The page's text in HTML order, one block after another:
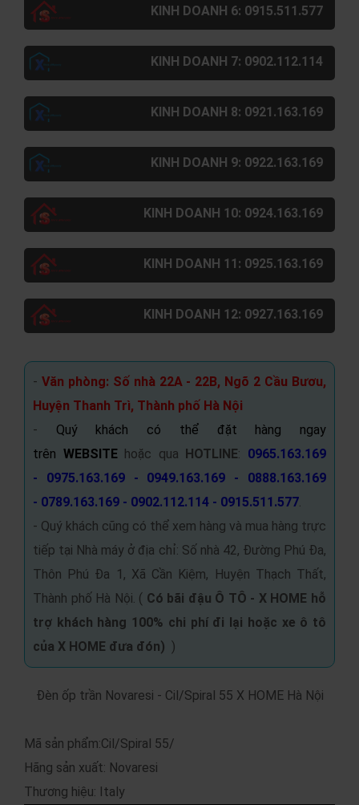
KINH DOANH 6: 0915.511.577
KINH DOANH 7: 0902.112.114
KINH DOANH 8: 0921.163.169
KINH DOANH 9: 0922.163.169
KINH DOANH 10: 0924.163.169
KINH DOANH 11: 0925.163.169
KINH DOANH 12: 0927.163.169
- Văn phòng: Số nhà 22A - 22B, Ngõ 2 Cầu Bươu,
Huyện Thanh Trì, Thành phố Hà Nội
- Quý khách có thể đặt hàng ngay
trên WEBSITE hoặc qua HOTLINE: 0965.163.169
- 0975.163.169 - 0949.163.169 - 0888.163.169
- 0789.163.169 - 0902.112.114 - 0915.511.577.
- Quý khách cũng có thể xem hàng và mua hàng trực
tiếp tại Nhà máy ở địa chỉ: Số nhà 42, Đường Phú Đa,
Thôn Phú Đa 1, Xã Cần Kiệm, Huyện Thạch Thất,
Thành phố Hà Nội. ( Có bãi đậu Ô TÔ - X HOME hỗ
trợ khách hàng 100% chi phí đi lại hoặc xe ô tô
của X HOME đưa đón) )
Đèn ốp trần Novaresi - Cil/Spiral 55 X HOME Hà Nội
Mã sản phẩm:Cil/Spiral 55/
Hãng sản xuất: Novaresi
Thương hiệu: Italy